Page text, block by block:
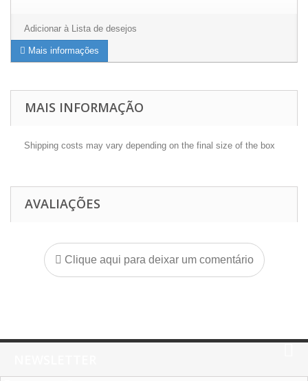
Adicionar à Lista de desejos
Mais informações
MAIS INFORMAÇÃO
Shipping costs may vary depending on the final size of the box
AVALIAÇÕES
Clique aqui para deixar um comentário